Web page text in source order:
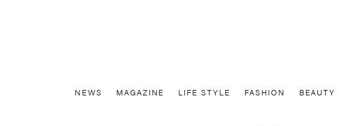
NEWS MAGAZINE LIFE STYLE FASHION BEAUTY